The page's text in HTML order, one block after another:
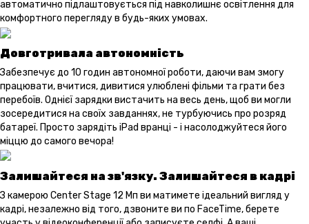
автоматично підлаштовується під навколишнє освітлення для
комфортного перегляду в будь-яких умовах.
Довготривала автономність
Забезпечує до 10 годин автономної роботи, даючи вам змогу
працювати, вчитися, дивитися улюблені фільми та грати без
перебоїв. Однієї зарядки вистачить на весь день, щоб ви могли
зосередитися на своїх завданнях, не турбуючись про розряд
батареї. Просто зарядіть iPad вранці - і насолоджуйтеся його
міццю до самого вечора!
Залишайтеся на зв'язку. Залишайтеся в кадрі
З камерою Center Stage 12 Мп ви матимете ідеальний вигляд у
кадрі, незалежно від того, дзвоните ви по FaceTime, берете